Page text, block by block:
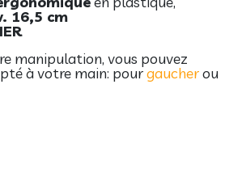
16,5 cm
manipulation, vous pouvez
à votre main: pourgaucherou